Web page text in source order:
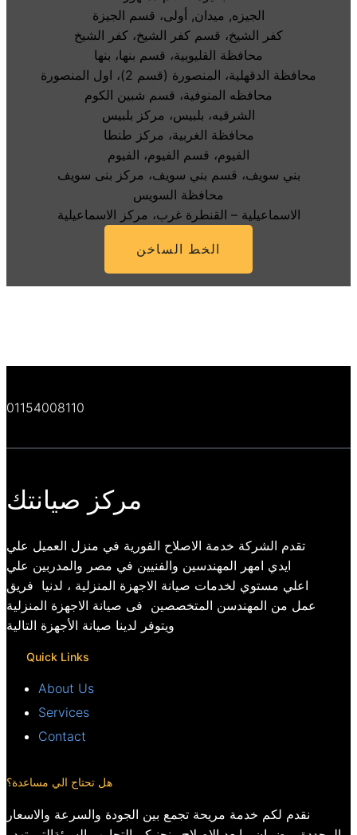
الجيزه, ميدان, أولى، قسم الجيزة
كفر الشيخ، قسم كفر الشيخ، كفر الشيخ
محافظة القليوبية، قسم بنها، بنها
محافظة الدقهلية، المنصورة (قسم 2)، اول المنصورة
محافظه المنوفية، قسم شبين الكوم
الشرقيه، بلبيس، مركز بلبيس
محافظة الغربية، مركز طنطا
الفيوم، قسم الفيوم، الفيوم
بني سويف، قسم بني سويف، مركز بنى سويف
محافظة السويس
الاسماعيلية – القنطرة غرب، مركز الاسماعيلية
الخط الساخن
01154008110
مركز صيانتك
تقدم الشركة خدمة الاصلاح الفورية في منزل العميل علي
ايدي امهر المهندسين والفنيين في مصر والمدربين علي
اعلي مستوي لخدمات صيانة الاجهزة المنزلية ، لدنيا فريق
عمل من المهندسن المتخصصين فى صيانة الاجهزة المنزلية
ويتوفر لدينا صيانة الأجهزة التالية
Quick Links
About Us
Services
Contact
هل تحتاج الي مساعدة؟
نقدم لكم خدمة مريحة تجمع بين الجودة والسرعة والاسعار